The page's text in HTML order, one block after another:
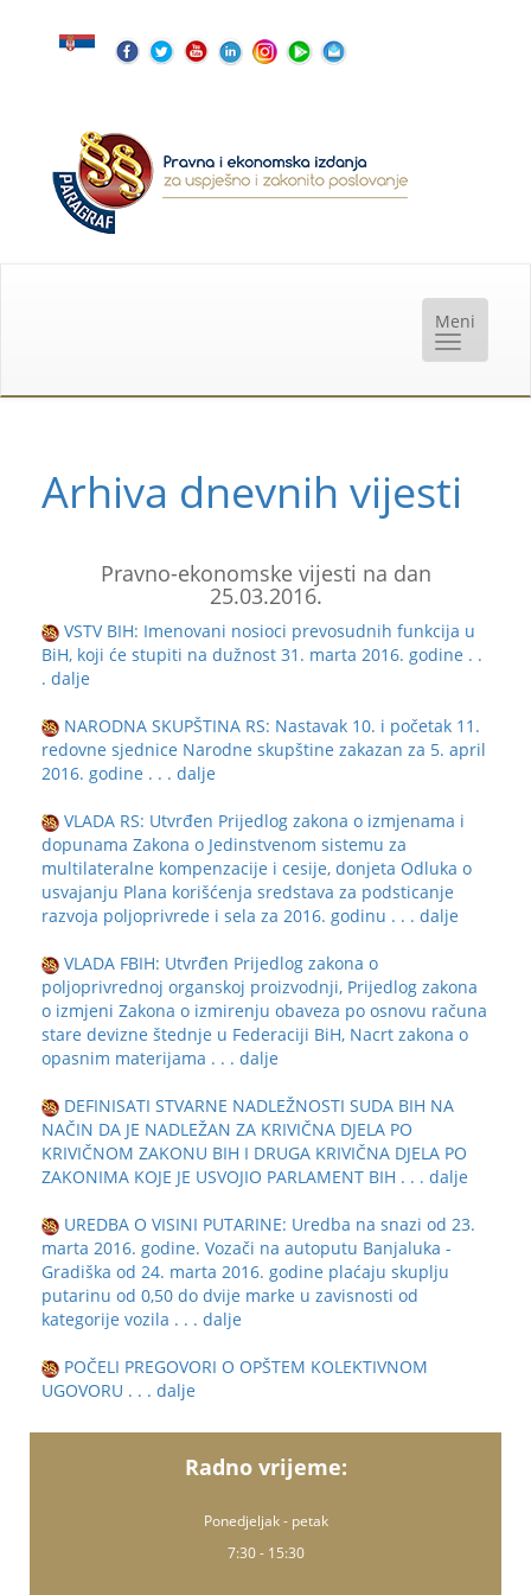
Arhiva dnevnih vijesti
Pravno-ekonomske vijesti na dan
25.03.2016.
VSTV BIH: Imenovani nosioci prevosudnih funkcija u
BiH, koji će stupiti na dužnost 31. marta 2016. godine . .
. dalje
NARODNA SKUPŠTINA RS: Nastavak 10. i početak 11.
redovne sjednice Narodne skupštine zakazan za 5. april
2016. godine . . . dalje
VLADA RS: Utvrđen Prijedlog zakona o izmjenama i
dopunama Zakona o Jedinstvenom sistemu za
multilateralne kompenzacije i cesije, donjeta Odluka o
usvajanju Plana korišćenja sredstava za podsticanje
razvoja poljoprivrede i sela za 2016. godinu . . . dalje
VLADA FBIH: Utvrđen Prijedlog zakona o
poljoprivrednoj organskoj proizvodnji, Prijedlog zakona
o izmjeni Zakona o izmirenju obaveza po osnovu računa
stare devizne štednje u Federaciji BiH, Nacrt zakona o
opasnim materijama . . . dalje
DEFINISATI STVARNE NADLEŽNOSTI SUDA BIH NA
NAČIN DA JE NADLEŽAN ZA KRIVIČNA DJELA PO
KRIVIČNOM ZAKONU BIH I DRUGA KRIVIČNA DJELA PO
ZAKONIMA KOJE JE USVOJIO PARLAMENT BIH . . . dalje
UREDBA O VISINI PUTARINE: Uredba na snazi od 23.
marta 2016. godine. Vozači na autoputu Banjaluka -
Gradiška od 24. marta 2016. godine plaćaju skuplju
putarinu od 0,50 do dvije marke u zavisnosti od
kategorije vozila . . . dalje
POČELI PREGOVORI O OPŠTEM KOLEKTIVNOM
UGOVORU . . . dalje
Radno vrijeme:
Ponedjeljak - petak
7:30 - 15:30